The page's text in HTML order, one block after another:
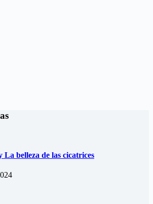
belleza de las cicatrices